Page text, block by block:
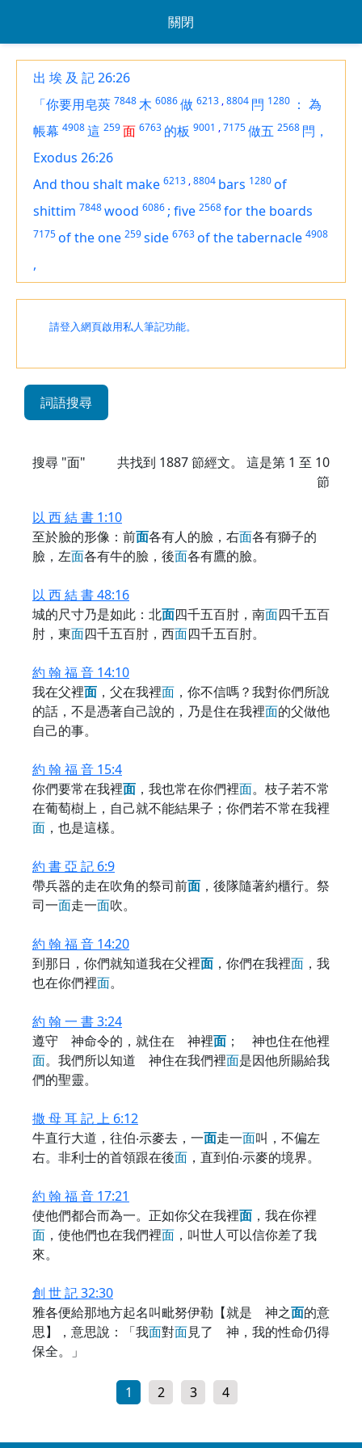
關閉
出 埃 及 記 26:26
「你要用皂莢 7848木 6086做 6213 ,8804 閂 1280 ： 為
帳幕 4908這 259面 6763 的板 9001 ,7175做五 2568 閂，
Exodus 26:26
And thou shalt make 6213 ,8804 bars 1280of
shittim 7848wood 6086 ; five 2568for the boards
7175of the one 259side 6763of the tabernacle 4908
,
請登入網頁啟用私人筆記功能。
詞語搜尋
搜尋 "面" 共找到 1887節經文。 這是第 1 至 10
節
以 西 結 書 1:10
至於臉的形像：前面各有人的臉，右面各有獅子的
臉，左面各有牛的臉，後面各有鷹的臉。
以 西 結 書 48:16
城的尺寸乃是如此：北面四千五百肘，南面四千五百
肘，東面四千五百肘，西面四千五百肘。
約 翰 福 音 14:10
我在父裡面 ，父在我裡面 ，你不信嗎？我對你們所說
的話，不是憑著自己說的，乃是住在我裡面的父做他
自己的事。
約 翰 福 音 15:4
你們要常在我裡面 ，我也常在你們裡面。枝子若不常
在葡萄樹上，自己就不能結果子；你們若不常在我裡
面 ，也是這樣。
約 書 亞 記 6:9
帶兵器的走在吹角的祭司前面 ，後隊隨著約櫃行。祭
司一面走一面吹。
約 翰 福 音 14:20
到那日，你們就知道我在父裡面 ，你們在我裡面 ，我
也在你們裡面。
約 翰 一 書 3:24
遵守 神命令的，就住在 神裡面 ； 神也住在他裡
面。我們所以知道 神住在我們裡面是因他所賜給我
們的聖靈。
撒 母 耳 記 上 6:12
牛直行大道，往伯‧示麥去，一面走一面叫，不偏左
右。非利士的首領跟在後面 ，直到伯‧示麥的境界。
約 翰 福 音 17:21
使他們都合而為一。正如你父在我裡面 ，我在你裡
面 ，使他們也在我們裡面 ，叫世人可以信你差了我
來。
創 世 記 32:30
雅各便給那地方起名叫毗努伊勒【就是 神之面的意
思】，意思說：「我面對面見了 神，我的性命仍得
保全。」
1 2 3 4